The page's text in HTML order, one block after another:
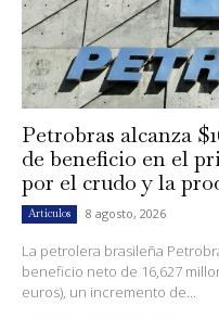
Petrobras alcanza
de beneficio en el
por el crudo y la
Artículos 8 agosto, 2026
La petrolera brasileña
beneficio neto de 16,627
euros), un incremento de...